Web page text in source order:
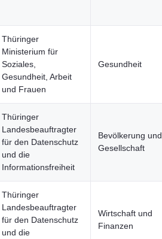
Thüringer
Ministerium für
Soziales,
Gesundheit, Arbeit
und Frauen
Gesundheit
Thüringer
Landesbeauftragter
für den Datenschutz
und die
Informationsfreiheit
Bevölkerung und
Gesellschaft
Thüringer
Landesbeauftragter
für den Datenschutz
und die
Wirtschaft und
Finanzen